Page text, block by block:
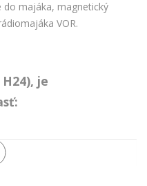
do majáka, magnetický
VOR.
je